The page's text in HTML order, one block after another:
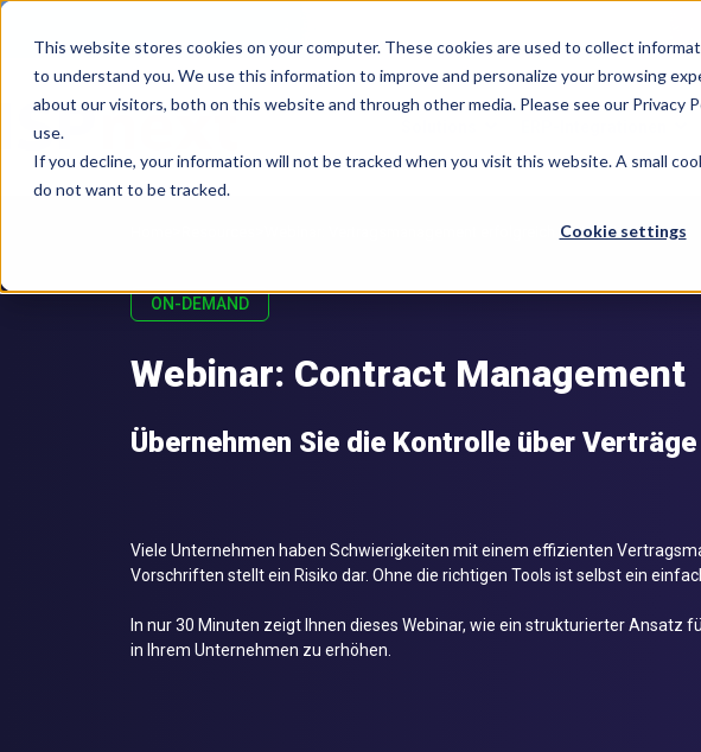
This website stores cookies on your computer. These cookies are used to collect
to understand you. We use this information to improve and personalize your browsing
about our visitors, both on this website and through other media. Please see our Privacy
use.
If you decline, your information will not be tracked when you visit this website. A small
do not want to be tracked.
Cookie settings
Webinar: Vertragsmanagement erfolgreich digitalisieren
ON-DEMAND
Webinar: Contract Management
Übernehmen Sie die Kontrolle über Verträge
Viele Unternehmen haben Schwierigkeiten mit einem effizienten
Vorschriften stellt ein Risiko dar. Ohne die richtigen Tools ist selbst ein
In nur 30 Minuten zeigt Ihnen dieses Webinar, wie ein strukturierter
in Ihrem Unternehmen zu erhöhen.